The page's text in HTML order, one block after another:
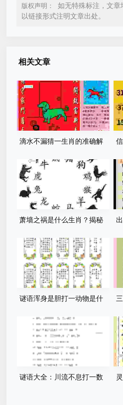
版权声明：
如无特殊标注，文
以链接形式注明文章出处。
相关文章
滴水不漏猜一生肖的准确解
萧墙之祸是什么生肖？揭秘
谜语浑身是胆打一动物是什
谜语大全：川流不息打一数